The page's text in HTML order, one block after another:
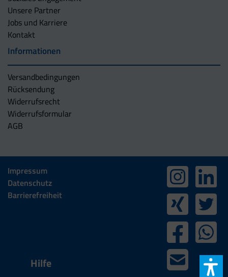
Unsere Partner
Jobs und Karriere
Kontakt
Informationen
Versandbedingungen
Rücksendung
Widerrufsrecht
Widerrufsformular
AGB
Impressum
Datenschutz
Barrierefreiheit
Hilfe